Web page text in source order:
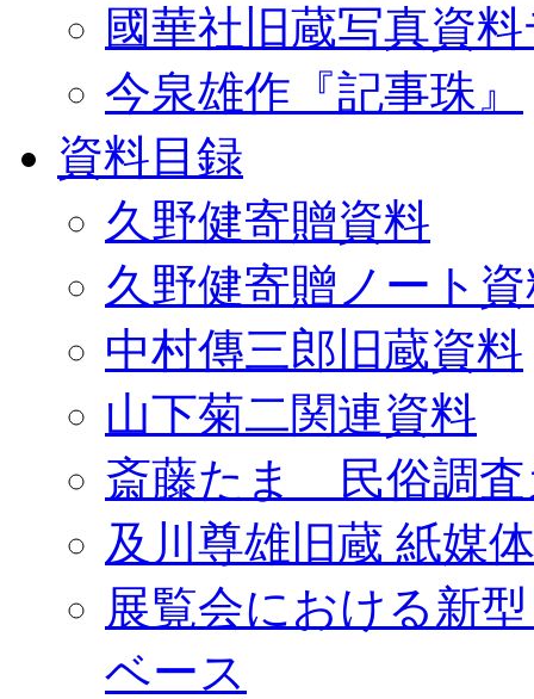
國華社旧蔵写真資
今泉雄作『記事珠』
資料目録
久野健寄贈資料
久野健寄贈ノート
中村傳三郎旧蔵資料
山下菊二関連資料
斎藤たま 民俗調査
及川尊雄旧蔵 紙媒
展覧会における新
ベース